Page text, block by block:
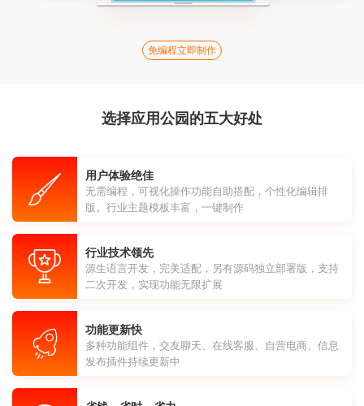
免编程立即制作
选择应用公园的五大好处
用户体验绝佳
无需编程，可视化操作功能自助搭配，个性化编辑排
版。行业主题模板丰富，一键制作
行业技术领先
源生语言开发，完美适配，另有源码独立部署版，支持
二次开发，实现功能无限扩展
功能更新快
多种功能组件，交友聊天、在线客服、自营电商、信息
发布插件持续更新中